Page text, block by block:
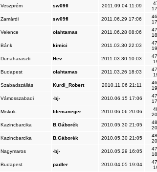
Veszprém sw09fl 2011.09.04 11:09
Zamárdi sw09fl 2011.06.29 17:06
Velence olahtamas 2011.06.28 08:06
Bánk kimici 2011.03.30 22:03
Dunaharaszti Hev 2011.03.30 10:03
Budapest olahtamas 2011.03.26 18:03
Szabadszállás Kurdi_Robert 2010.11.06 21:11
Vámosszabadi -bj- 2010.06.15 17:06
Miskolc filemaneger 2010.06.06 20:06
Kazincbarcika B.Gáborék 2010.05.30 21:05
Kazincbarcika B.Gáborék 2010.05.30 21:05
Nagymaros -bj- 2010.05.29 16:05
Budapest padler 2010.04.05 19:04